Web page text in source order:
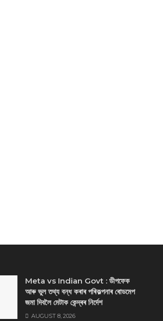
Meta vs Indian Govt : ডীপফেক
আৰু ভুল তথ্য বন্ধ কৰাৰ পৰিকল্পনাৰ ৰোডমেপ
জমা দিবলৈ মেটাক কেন্দ্ৰৰ নিৰ্দেশ
AUGUST 8, 2026